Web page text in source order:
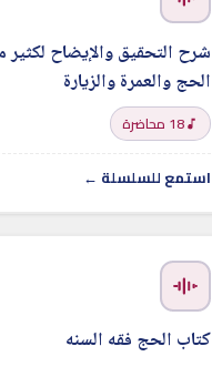
شرح التحقيق والإيضاح
الحج والعمرة والزيارة
18 محاضرة
استمع للسلسلة ←
كتاب الحج فقه السنه